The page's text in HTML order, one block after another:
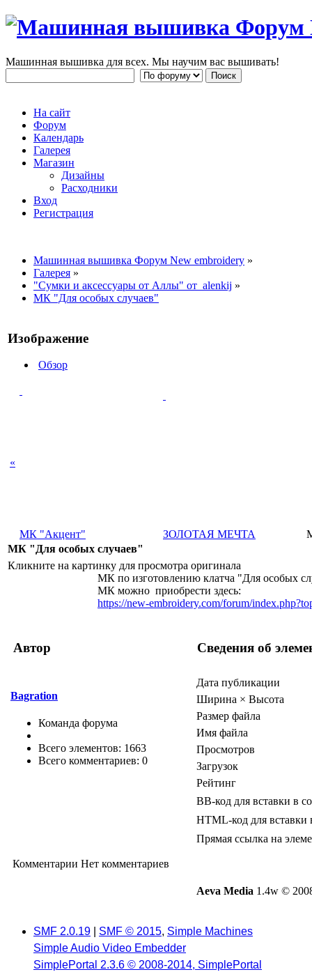
Машинная вышивка для всех. Мы научим вас вышивать!
На сайт
Форум
Календарь
Галерея
Магазин
Дизайны
Расходники
Вход
Регистрация
Машинная вышивка Форум New embroidery »
Галерея »
"Сумки и аксессуары от Аллы" от alenkij »
МК "Для особых случаев"
Изображение
Обзор
«
МК "Акцент" ЗОЛОТАЯ МЕЧТА
МК "Для особых случаев"
Кликните на картинку для просмотра оригинала
МК по изготовлению клатча "Для особых
МК можно приобрести здесь:
https://new-embroidery.com/forum/
Автор Сведения об
Bagration
Команда форума
Всего элементов: 1663
Всего комментариев: 0
Дата публикации
Ширина × Высота
Размер файла
Имя файла
Просмотров
Загрузок
Рейтинг
BB-код для вставки в
HTML-код для вставки
Прямая ссылка на
Комментарии Нет комментариев
Aeva Media 1.4w ©
SMF 2.0.19 SMF © 2015, Simple Machines
Simple Audio Video Embedder
SimplePortal 2.3.6 © 2008-2014, SimplePortal